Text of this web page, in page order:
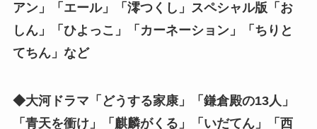
アン」「エール」「澪つくし」スペシャル版「お
しん」「ひよっこ」「カーネーション」「ちりと
てちん」など
◆大河ドラマ「どうする家康」「鎌倉殿の13人」
「青天を衝け」「麒麟がくる」「いだてん」「西